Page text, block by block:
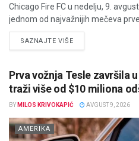
Chicago Fire FC u nedelju, 9.
jednom od najvažnijih mečeva
SAZNAJTE VIŠEDETAILS
Prva vožnja Tesle završila
traži više od $10 miliona
BY MILOS KRIVOKAPIĆ AVGUST 9, 2026
AMERIKA